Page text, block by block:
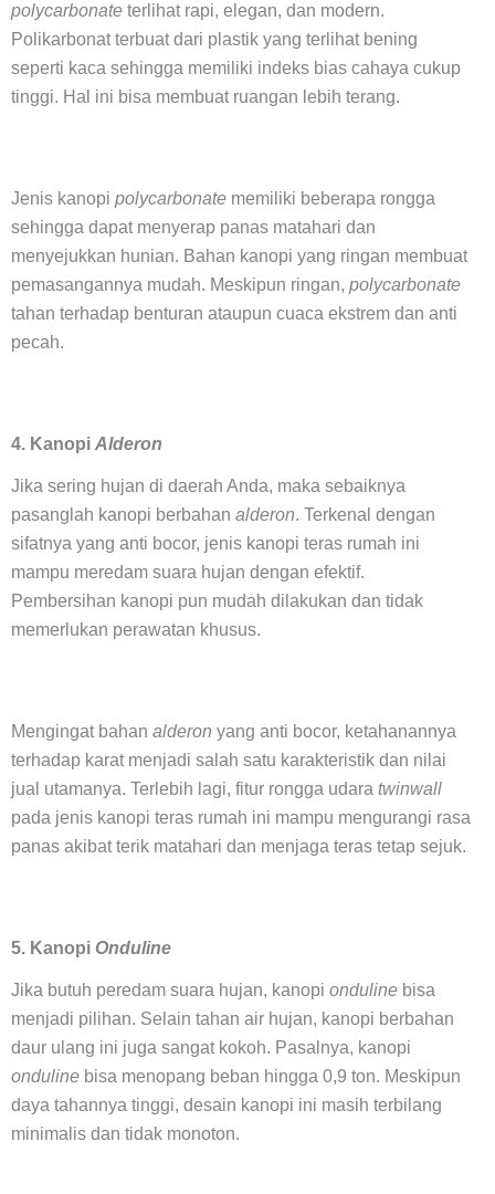
polycarbonate terlihat rapi, elegan, dan modern.
Polikarbonat terbuat dari plastik yang terlihat bening
seperti kaca sehingga memiliki indeks bias cahaya cukup
tinggi. Hal ini bisa membuat ruangan lebih terang.
Jenis kanopi polycarbonate memiliki beberapa rongga
sehingga dapat menyerap panas matahari dan
menyejukkan hunian. Bahan kanopi yang ringan membuat
pemasangannya mudah. Meskipun ringan, polycarbonate
tahan terhadap benturan ataupun cuaca ekstrem dan anti
pecah.
4. Kanopi Alderon
Jika sering hujan di daerah Anda, maka sebaiknya
pasanglah kanopi berbahan alderon. Terkenal dengan
sifatnya yang anti bocor, jenis kanopi teras rumah ini
mampu meredam suara hujan dengan efektif.
Pembersihan kanopi pun mudah dilakukan dan tidak
memerlukan perawatan khusus.
Mengingat bahan alderon yang anti bocor, ketahanannya
terhadap karat menjadi salah satu karakteristik dan nilai
jual utamanya. Terlebih lagi, fitur rongga udara twinwall
pada jenis kanopi teras rumah ini mampu mengurangi rasa
panas akibat terik matahari dan menjaga teras tetap sejuk.
5. Kanopi Onduline
Jika butuh peredam suara hujan, kanopi onduline bisa
menjadi pilihan. Selain tahan air hujan, kanopi berbahan
daur ulang ini juga sangat kokoh. Pasalnya, kanopi
onduline bisa menopang beban hingga 0,9 ton. Meskipun
daya tahannya tinggi, desain kanopi ini masih terbilang
minimalis dan tidak monoton.